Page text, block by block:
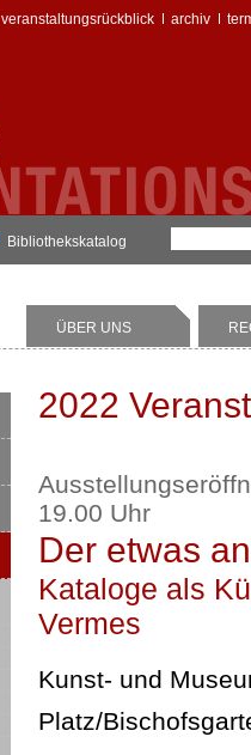
veranstaltungsrückblick archiv
Bibliothekskatalog
ÜBER UNS
2022
19.00 Uhr
Der etwas
Kataloge als
Vermes
Kunst- und
Platz/